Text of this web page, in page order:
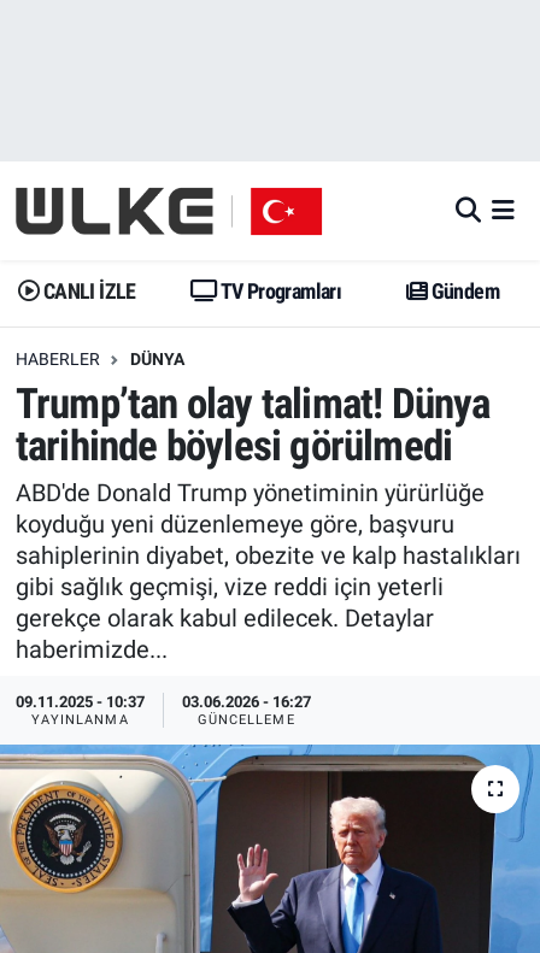
CANLI İZLE TV Programları Gündem
HABERLER DÜNYA
Trump’tan olay talimat! Dünya
tarihinde böylesi görülmedi
ABD'de Donald Trump yönetiminin yürürlüğe
koyduğu yeni düzenlemeye göre, başvuru
sahiplerinin diyabet, obezite ve kalp hastalıkları
gibi sağlık geçmişi, vize reddi için yeterli
gerekçe olarak kabul edilecek. Detaylar
haberimizde...
09.11.2025 - 10:37
YAYINLANMA
03.06.2026 - 16:27
GÜNCELLEME
Gündem
Dünya
Erişim Bilgileri
Ekonomi
Trend
Özel Haberler
Yazarlar
Gündem
Trend
Erişim Bilgileri
Spor
Ekonomi
Dünya
Medya
Özel Haberler
Kadın
Erişim Bilgileri
Sağlık
İstanbul Namaz Vakitleri
Trafik Durumu
Erişim Bilgileri
Tüm Manşetler
Son Dakika Haberleri
Haber Arşivi